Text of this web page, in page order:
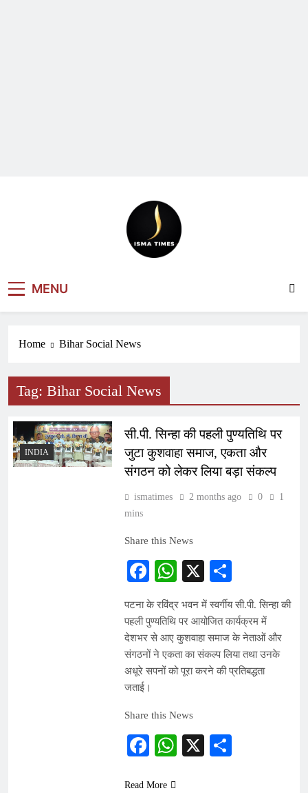
MENU
Home Bihar Social News
Tag: Bihar Social News
INDIA
सी.पी. सिन्हा की पहली पुण्यतिथि पर
जुटा कुशवाहा समाज, एकता और
संगठन को लेकर लिया बड़ा संकल्प
ismatimes 2 months ago 0
1
mins
Share this News
Facebook
WhatsApp
X
पटना के रविंद्र भवन में स्वर्गीय सी.पी. सिन्हा की
पहली पुण्यतिथि पर आयोजित कार्यक्रम में
देशभर से आए कुशवाहा समाज के नेताओं और
संगठनों ने एकता का संकल्प लिया तथा उनके
अधूरे सपनों को पूरा करने की प्रतिबद्धता
जताई।
Share this News
Facebook
WhatsApp
X
Read More